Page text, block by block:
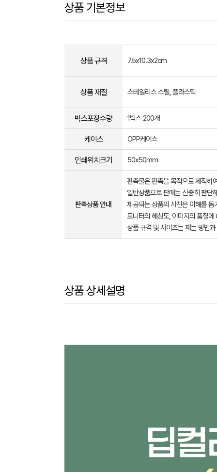
상품 기본정보
상품 규격 7.5x10.3x2cm
상품 재질 스테일리스 스틸, 플라스틱
박스포장수량 1박스 200개
케이스 OPP케이스
인쇄위치크기 50x50mm
판촉상품 안내
판촉물은 판촉을 목적으로 제작하
일반상품으로 판매는 신중히 판단
제공되는 상품의 사진은 이해를
모니터의 해상도, 이미지의 품질
상품 규격 및 사이즈는 재는 방법
상품 상세설명